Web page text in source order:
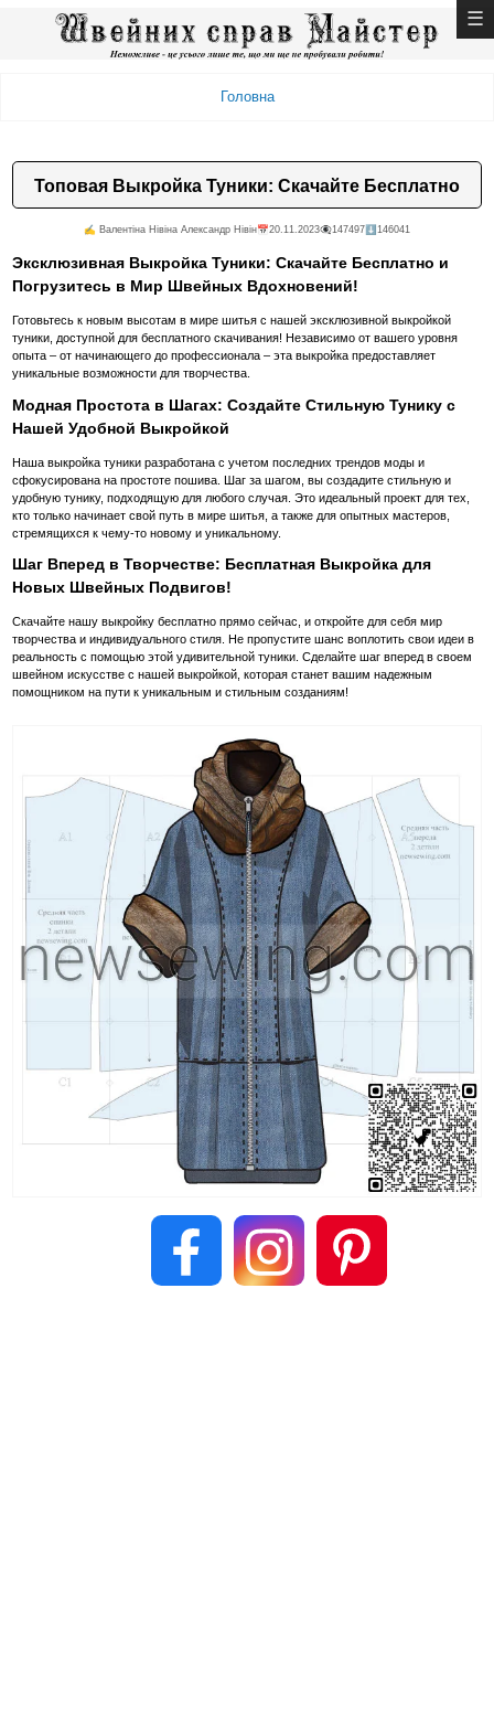
Головна
Топовая Выкройка Туники: Скачайте Бесплатно
✍️ Валентiна Нiвiна Александр Нiвiн📅20.11.2023👁️‍🗨️147497 ⬇️146041
Эксклюзивная Выкройка Туники: Скачайте Бесплатно и
Погрузитесь в Мир Швейных Вдохновений!
Готовьтесь к новым высотам в мире шитья с нашей эксклюзивной выкройкой
туники, доступной для бесплатного скачивания! Независимо от вашего уровня
опыта – от начинающего до профессионала – эта выкройка предоставляет
уникальные возможности для творчества.
Модная Простота в Шагах: Создайте Стильную Тунику с
Нашей Удобной Выкройкой
Наша выкройка туники разработана с учетом последних трендов моды и
сфокусирована на простоте пошива. Шаг за шагом, вы создадите стильную и
удобную тунику, подходящую для любого случая. Это идеальный проект для тех,
кто только начинает свой путь в мире шитья, а также для опытных мастеров,
стремящихся к чему-то новому и уникальному.
Шаг Вперед в Творчестве: Бесплатная Выкройка для
Новых Швейных Подвигов!
Скачайте нашу выкройку бесплатно прямо сейчас, и откройте для себя мир
творчества и индивидуального стиля. Не пропустите шанс воплотить свои идеи в
реальность с помощью этой удивительной туники. Сделайте шаг вперед в своем
швейном искусстве с нашей выкройкой, которая станет вашим надежным
помощником на пути к уникальным и стильным созданиям!